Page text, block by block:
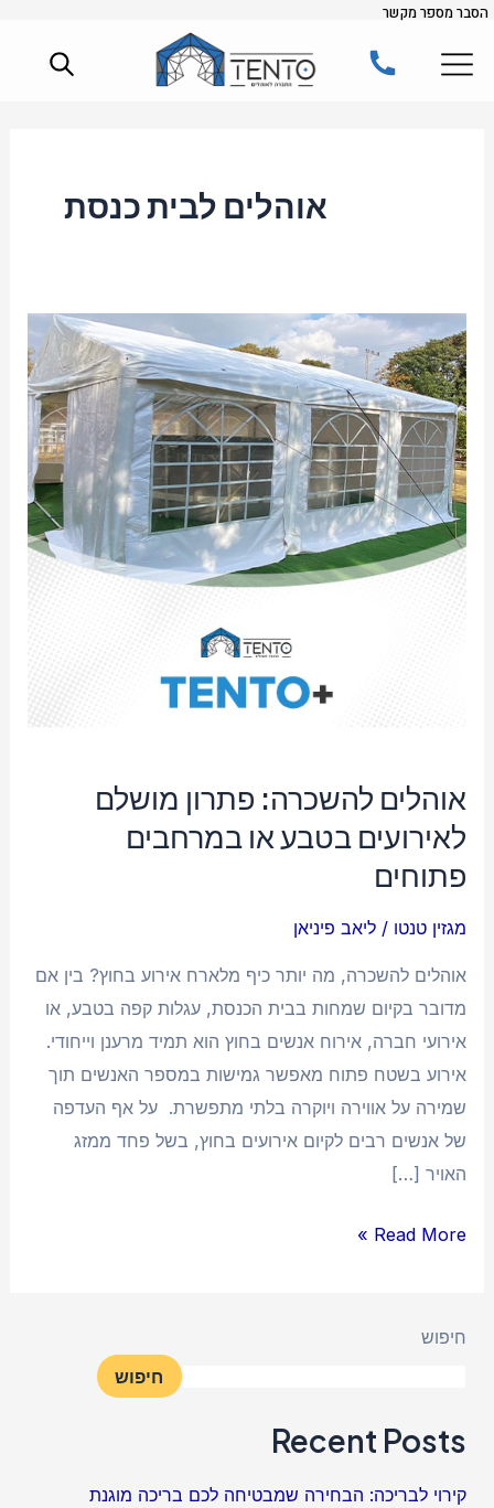
דילוג
לתוכן
הסבר מספר מקשר
אוהלים לבית כנסת
אוהלים להשכרה: פתרון מושלם
לאירועים בטבע או במרחבים
פתוחים
מגזין טנטו /ליאב פיניאן
אוהלים להשכרה, מה יותר כיף מלארח אירוע בחוץ? בין אם
מדובר בקיום שמחות בבית הכנסת, עגלות קפה בטבע, או
אירועי חברה, אירוח אנשים בחוץ הוא תמיד מרענן וייחודי.
אירוע בשטח פתוח מאפשר גמישות במספר האנשים תוך
שמירה על אווירה ויוקרה בלתי מתפשרת. על אף העדפה
של אנשים רבים לקיום אירועים בחוץ, בשל פחד ממזג
האויר […]
אוהלים
להשכרה:
פתרון
מושלם
לאירועים
בטבע
או
במרחבים
פתוחים
Read More »
חיפוש
חיפוש
Recent Posts
קירוי לבריכה: הבחירה שמבטיחה לכם בריכה מוגנת